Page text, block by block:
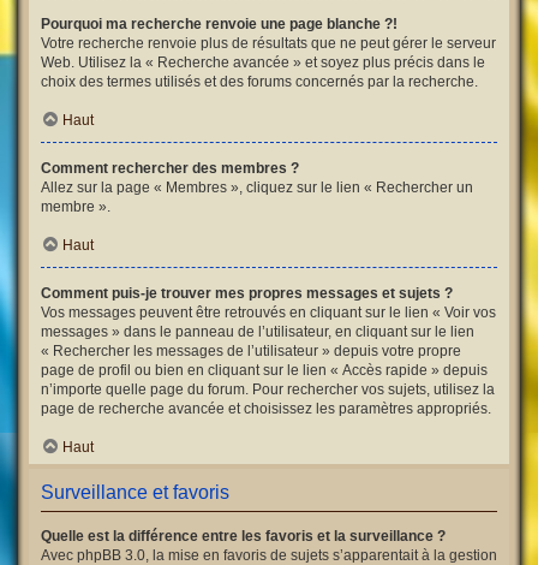
Pourquoi ma recherche renvoie une page blanche ?!
Votre recherche renvoie plus de résultats que ne peut gérer le serveur
Web. Utilisez la « Recherche avancée » et soyez plus précis dans le
choix des termes utilisés et des forums concernés par la recherche.
Haut
Comment rechercher des membres ?
Allez sur la page « Membres », cliquez sur le lien « Rechercher un
membre ».
Haut
Comment puis-je trouver mes propres messages et sujets ?
Vos messages peuvent être retrouvés en cliquant sur le lien « Voir vos
messages » dans le panneau de l’utilisateur, en cliquant sur le lien
« Rechercher les messages de l’utilisateur » depuis votre propre
page de profil ou bien en cliquant sur le lien « Accès rapide » depuis
n’importe quelle page du forum. Pour rechercher vos sujets, utilisez la
page de recherche avancée et choisissez les paramètres appropriés.
Haut
Surveillance et favoris
Quelle est la différence entre les favoris et la surveillance ?
Avec phpBB 3.0, la mise en favoris de sujets s’apparentait à la gestion